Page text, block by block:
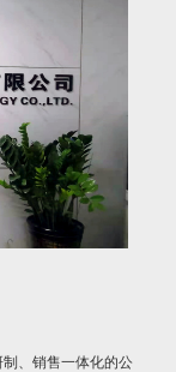
、销售一体化的公